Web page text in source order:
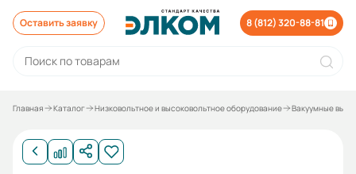
Оставить заявку 8 (812) 320-88-81
Главная Каталог Низковольтное и высоковольтное оборудование Вакуумные